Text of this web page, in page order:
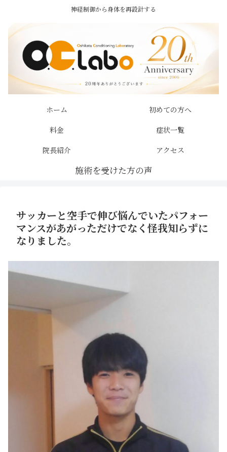
神経制御から身体を再設計する
ホーム
初めての方へ
料金
症状一覧
院長紹介
アクセス
サッカーと空手で伸び悩んでいたパフォー
マンスがあがっただけでなく怪我知らずに
なりました。